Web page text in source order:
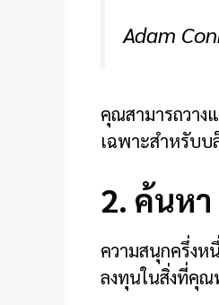
Adam
คุณสามารถวาง
เฉพาะสำหรับ
2. ค้นห
ความสนุกครึ่งห
ลงทุนในสิ่งที่คุ